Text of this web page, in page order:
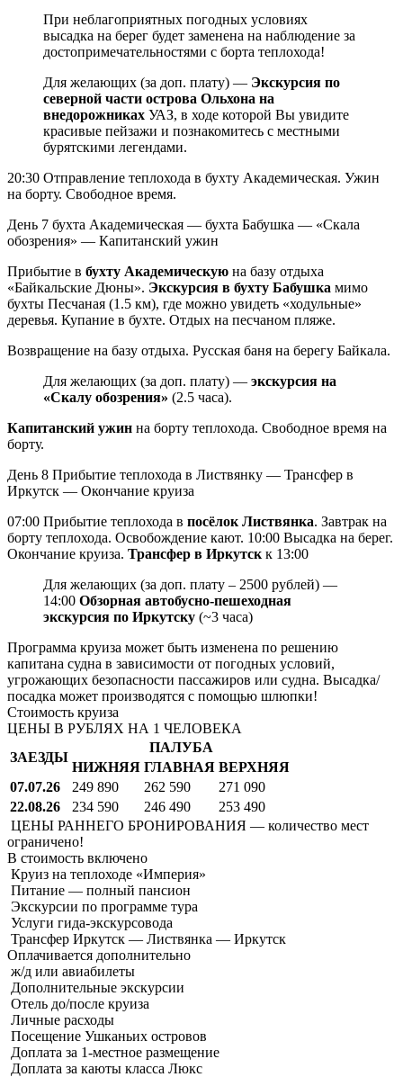
При неблагоприятных погодных условиях
высадка на берег будет заменена на наблюдение за
достопримечательностями с борта теплохода!
Для желающих (за доп. плату) — Экскурсия по
северной части острова Ольхона на
внедорожниках УАЗ, в ходе которой Вы увидите
красивые пейзажи и познакомитесь с местными
бурятскими легендами.
20:30 Отправление теплохода в бухту Академическая. Ужин
на борту. Свободное время.
День 7 бухта Академическая — бухта Бабушка — «Скала
обозрения» — Капитанский ужин
Прибытие в бухту Академическую на базу отдыха
«Байкальские Дюны». Экскурсия в бухту Бабушка мимо
бухты Песчаная (1.5 км), где можно увидеть «ходульные»
деревья. Купание в бухте. Отдых на песчаном пляже.
Возвращение на базу отдыха. Русская баня на берегу Байкала.
Для желающих (за доп. плату) — экскурсия на
«Скалу обозрения» (2.5 часа).
Капитанский ужин на борту теплохода. Свободное время на
борту.
День 8 Прибытие теплохода в Листвянку — Трансфер в
Иркутск — Окончание круиза
07:00 Прибытие теплохода в посёлок Листвянка. Завтрак на
борту теплохода. Освобождение кают. 10:00 Высадка на берег.
Окончание круиза. Трансфер в Иркутск к 13:00
Для желающих (за доп. плату – 2500 рублей) —
14:00 Обзорная автобусно-пешеходная
экскурсия по Иркутску (~3 часа)
Программа круиза может быть изменена по решению
капитана судна в зависимости от погодных условий,
угрожающих безопасности пассажиров или судна. Высадка/
посадка может производятся с помощью шлюпки!
Стоимость круиза
ЦЕНЫ В РУБЛЯХ НА 1 ЧЕЛОВЕКА
ЗАЕЗДЫ
ПАЛУБА
НИЖНЯЯ ГЛАВНАЯ ВЕРХНЯЯ
07.07.26
249 890 262 590
271 090
22.08.26
234 590 246 490
253 490
ЦЕНЫ РАННЕГО БРОНИРОВАНИЯ — количество мест
ограничено!
В стоимость включено
Круиз на теплоходе «Империя»
Питание — полный пансион
Экскурсии по программе тура
Услуги гида-экскурсовода
Трансфер Иркутск — Листвянка — Иркутск
Оплачивается дополнительно
ж/д или авиабилеты
Дополнительные экскурсии
Отель до/после круиза
Личные расходы
Посещение Ушканьих островов
Доплата за 1-местное размещение
Доплата за каюты класса Люкс